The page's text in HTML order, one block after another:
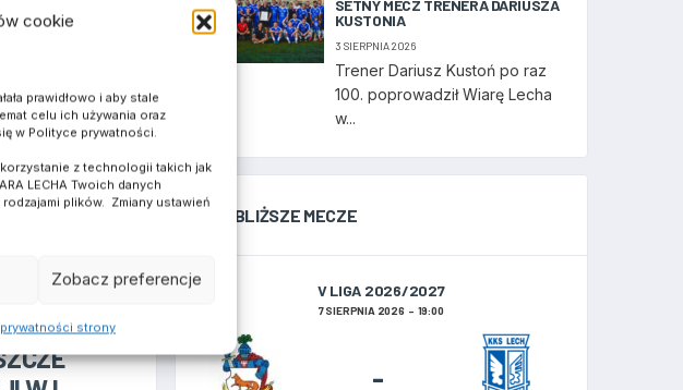
cookie
prawidłowo i aby stale
celu ich używania oraz
w Polityce prywatności.
korzystanie z technologii takich jak
LECHA Twoich danych
plików. Zmiany ustawień
Zobacz preferencje
strony
A
SETNY MECZ TRENERA DARIUSZA
KUSTONIA
3 SIERPNIA 2026
Trener Dariusz Kustoń po raz
100. poprowadził Wiarę Lecha
w...
NAJBLIŻSZE MECZE
V LIGA 2026/2027
7 SIERPNIA 2026 19:00
-